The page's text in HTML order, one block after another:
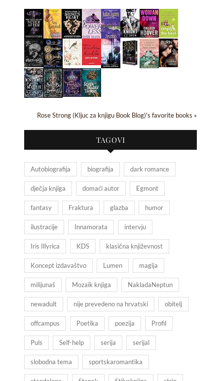
Rose Strong (Kljuc za knjigu Book Blog)'s favorite books »
TAGOVI
Autobiografija biografija dark romance
dječja knjiga domaći autor Egmont
fantasy Fraktura glazba humor
ilustracije Innamorata intervju
Iris Illyrica KDS klasična književnost
Koncept izdavaštvo Lumen magija
milijunaš Mozaik knjiga NakladaNeptun
newadult nije prevedeno na hrvatski obitelj
offcampus Poetika poezija Profil
Puls Self-help serija serijal
slobodna tema sportskaromantika